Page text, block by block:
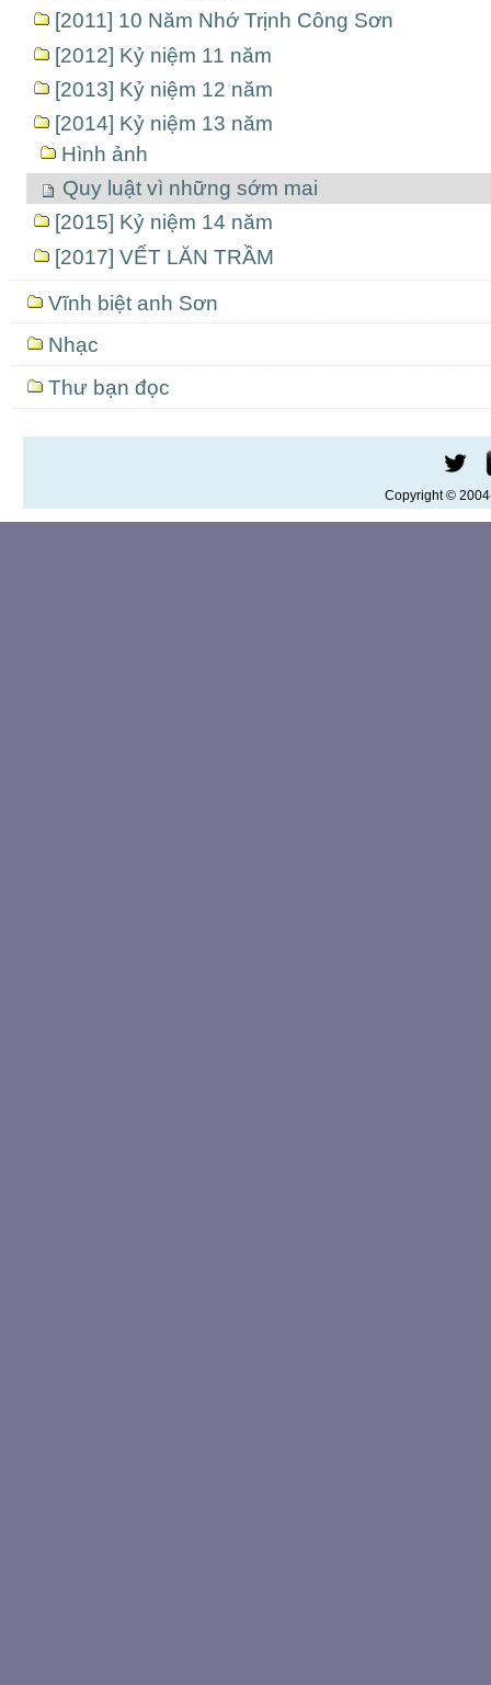
[2011] 10 Năm Nhớ Trịnh Công Sơn
[2012] Kỷ niệm 11 năm
[2013] Kỷ niệm 12 năm
[2014] Kỷ niệm 13 năm
Hình ảnh
Quy luật vì những sớm mai
[2015] Kỷ niệm 14 năm
[2017] VẾT LĂN TRẦM
Vĩnh biệt anh Sơn
Nhạc
Thư bạn đọc
Copyright ©